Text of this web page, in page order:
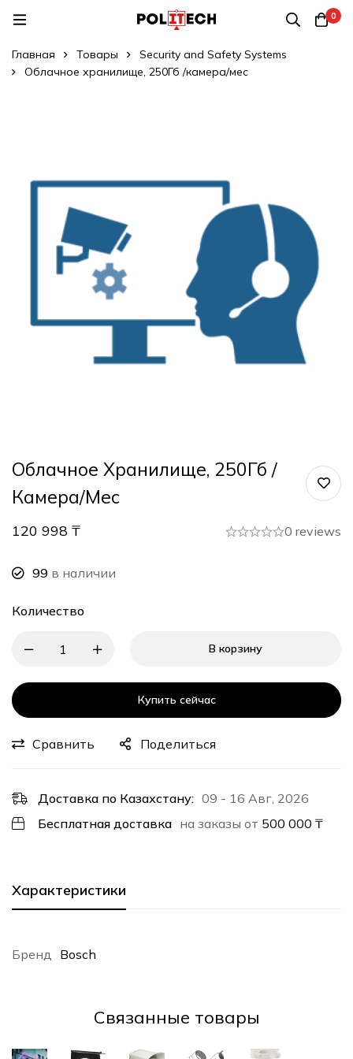
0
Главная Товары
Security and Safety Systems
Облачное хранилище, 250Гб /камера/мес
Облачное Хранилище, 250Гб /
Камера/мес
120 998 ₸ 0 reviews
99 в наличии
Количество
В корзину
Купить сейчас
Сравнить Поделиться
Доставка по Казахстану: 09 - 16 Авг, 2026
Бесплатная доставка на заказы от 500 000 ₸
Характеристики
Бренд Bosch
Cвязанные товары